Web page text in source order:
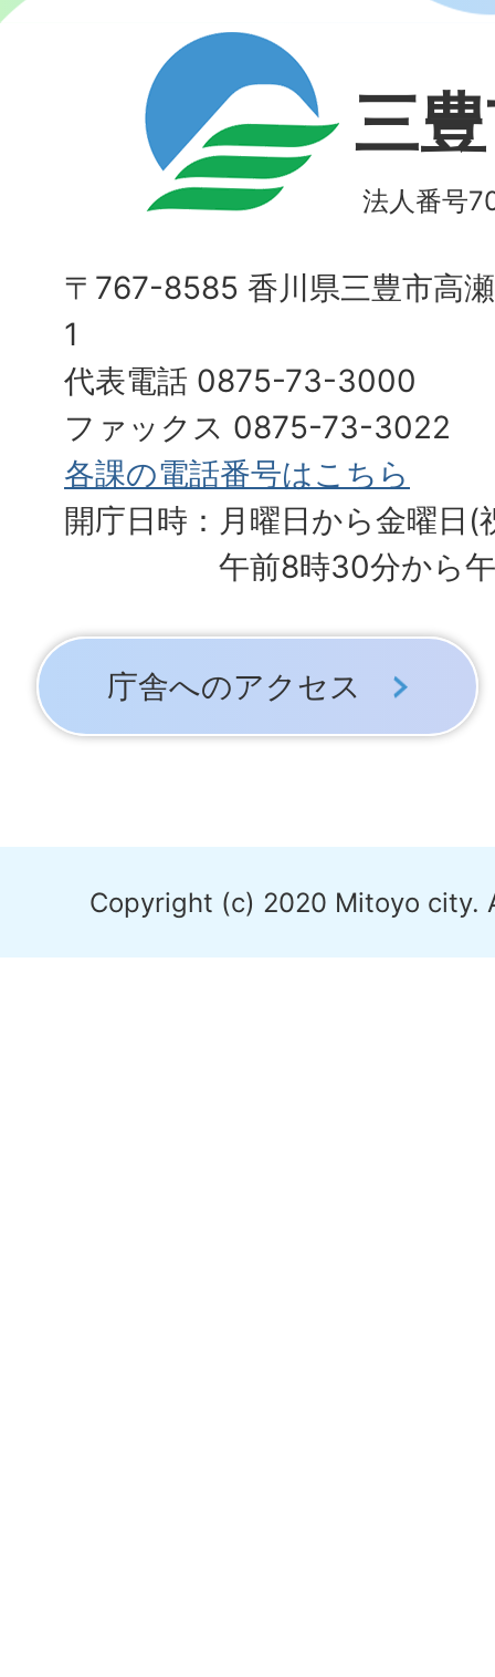
三
法人番号
〒767-8585 香川県三豊市高
1
代表電話 0875-73-3000
ファックス 0875-73-3022
各課の電話番号はこちら
開庁日時：月曜日から金曜日(
午前8時30分から
庁舎へのアクセス
Copyright (c) 2020 Mitoyo city.